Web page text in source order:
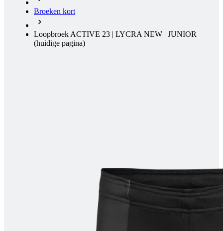
Broeken kort
Loopbroek ACTIVE 23 | LYCRA NEW | JUNIOR
(huidige pagina)